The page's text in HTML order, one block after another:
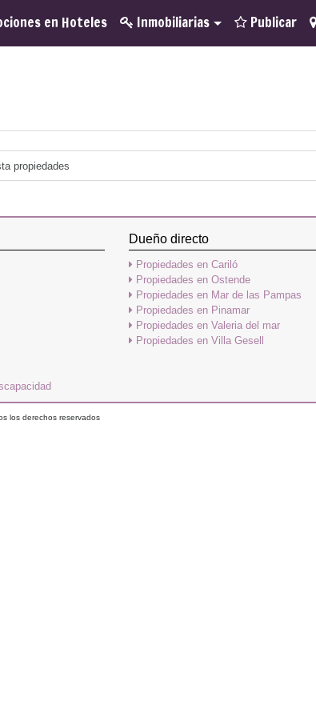
en Hoteles Inmobiliarias Publicar
Dueño directo
Propiedades en Cariló
Propiedades en Ostende
Propiedades en Mar de las Pampas
Propiedades en Pinamar
Propiedades en Valeria del mar
Propiedades en Villa Gesell
los derechos reservados